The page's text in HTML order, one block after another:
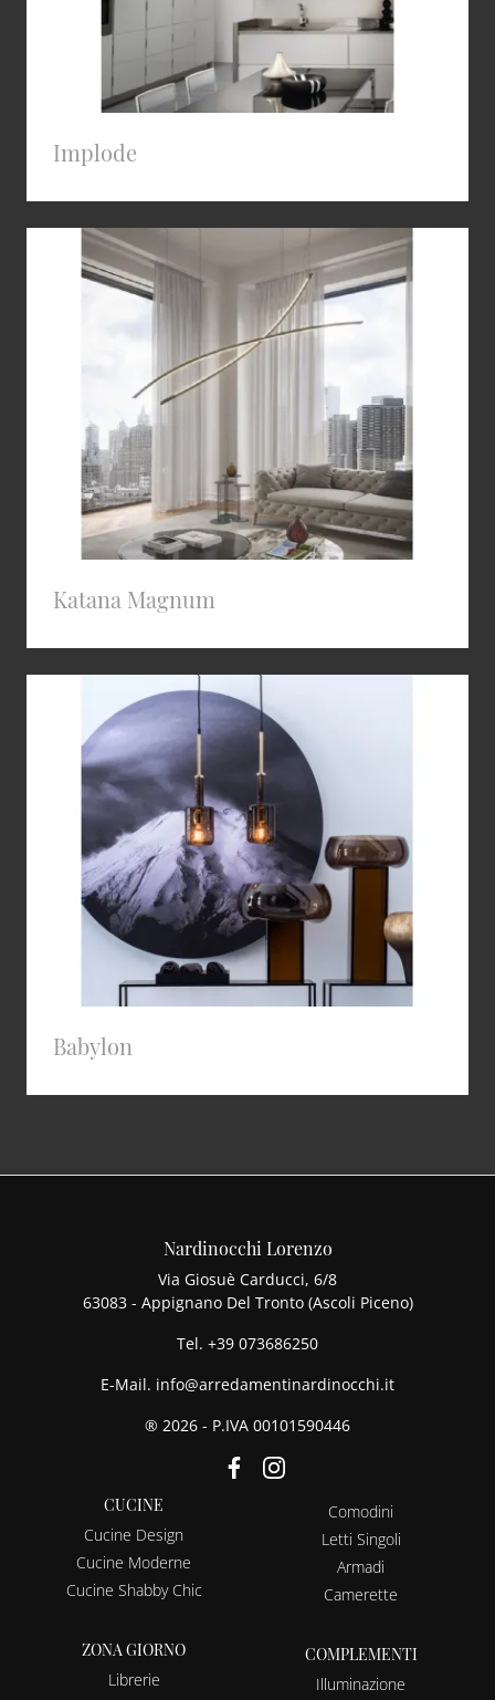
Implode
Katana Magnum
Babylon
Nardinocchi Lorenzo
Via Giosuè Carducci, 6/8
63083 - Appignano Del Tronto (Ascoli Piceno)
Tel. +39 073686250
E-Mail. info@arredamentinardinocchi.it
® 2026 - P.IVA 00101590446
CUCINE
Cucine Design
Cucine Moderne
Cucine Shabby Chic
ZONA GIORNO
Librerie
Comodini
Letti Singoli
Armadi
Camerette
COMPLEMENTI
Illuminazione